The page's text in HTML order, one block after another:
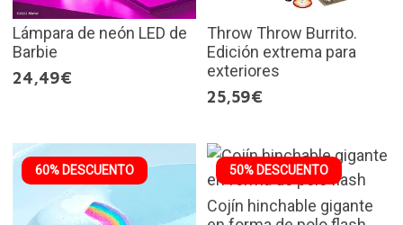
Lámpara de neón LED de
Barbie
24,49€
Throw Throw Burrito.
Edición extrema para
exteriores
25,59€
60% DESCUENTO 50% DESCUENTO
Cojín hinchable gigante